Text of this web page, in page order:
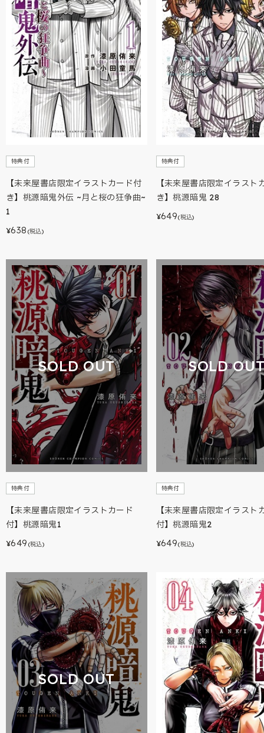
特典付
【未来屋書店限定イラストカード付
き】桃源暗鬼外伝 ~月と桜の狂争曲~
1
¥638 (税込)
特典付
【未来屋書店限定イラスト
き】桃源暗鬼 28
¥649(税込)
SOLD OUT
特典付
【未来屋書店限定イラストカード
付】桃源暗鬼1
¥649 (税込)
SOLD
特典付
【未来屋書店限定イラスト
付】桃源暗鬼2
¥649(税込)
SOLD OUT